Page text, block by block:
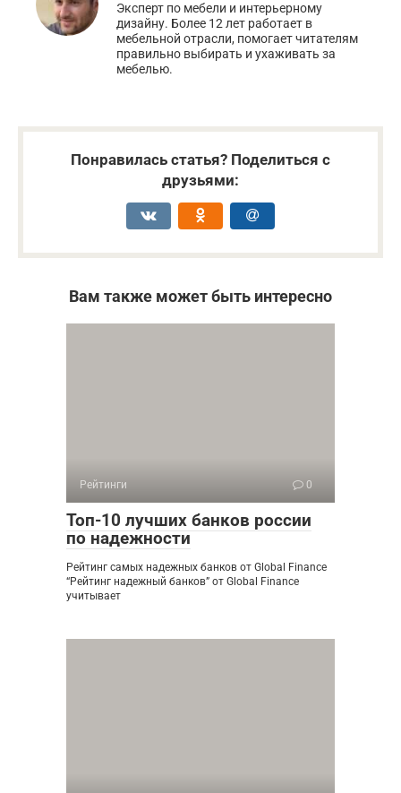
Эксперт по мебели и интерьерному
дизайну. Более 12 лет работает в
мебельной отрасли, помогает читателям
правильно выбирать и ухаживать за
мебелью.
Понравилась статья? Поделиться с
друзьями:
Вам также может быть интересно
Рейтинги 0
Топ-10 лучших банков россии
по надежности
Рейтинг самых надежных банков от Global Finance
“Рейтинг надежный банков” от Global Finance
учитывает